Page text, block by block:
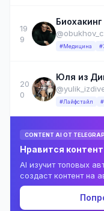
19
9
#Медицина
20
0
Юля из
#Лайфстайл
CONTENT AI ОТ
Нравится
AI изучит топовых
создаст контент на